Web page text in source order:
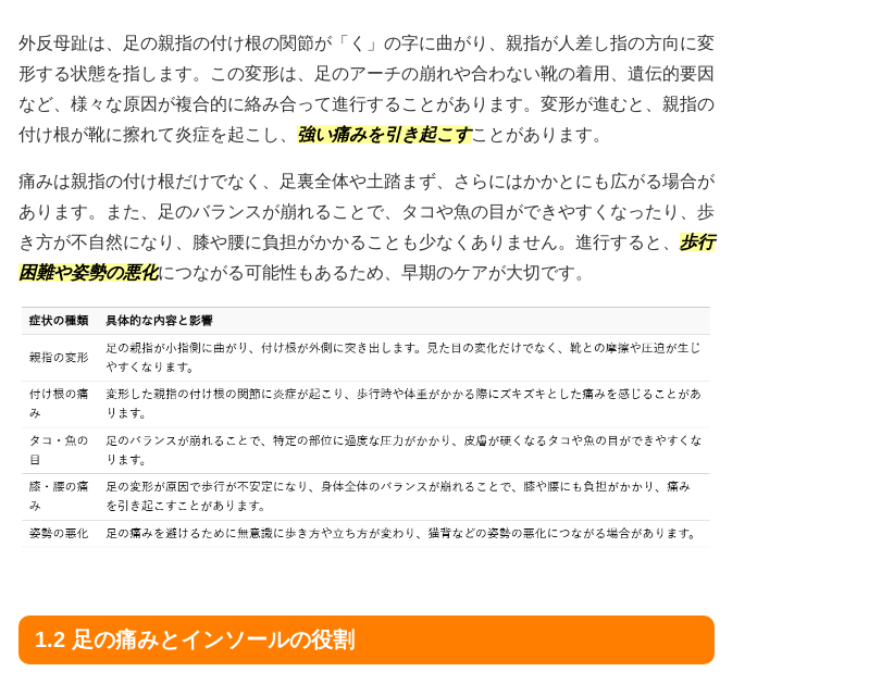
外反母趾は、足の親指の付け根の関節が「く」の字に曲がり、親指が人差し指の方向に変
形する状態を指します。この変形は、足のアーチの崩れや合わない靴の着用、遺伝的要因
など、様々な原因が複合的に絡み合って進行することがあります。変形が進むと、親指の
付け根が靴に擦れて炎症を起こし、 強い痛みを引き起こすことがあります。
痛みは親指の付け根だけでなく、足裏全体や土踏まず、さらにはかかとにも広がる場合が
あります。また、足のバランスが崩れることで、タコや魚の目ができやすくなったり、歩
き方が不自然になり、膝や腰に負担がかかることも少なくありません。進行すると、 歩行
困難や姿勢の悪化につながる可能性もあるため、早期のケアが大切です。
1.2 足の痛みとインソールの役割